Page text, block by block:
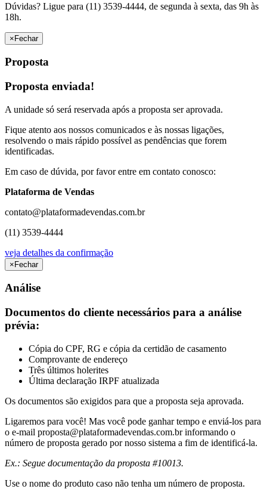
Dúvidas? Ligue para (11) 3539-4444, de segunda à sexta, das 9h às
18h.
×Fechar
Proposta
Proposta enviada!
A unidade só será reservada após a proposta ser aprovada.
Fique atento aos nossos comunicados e às nossas ligações,
resolvendo o mais rápido possível as pendências que forem
identificadas.
Em caso de dúvida, por favor entre em contato conosco:
Plataforma de Vendas
contato@plataformadevendas.com.br
(11) 3539-4444
veja detalhes da confirmação
×Fechar
Análise
Documentos do cliente necessários para a análise
prévia:
Cópia do CPF, RG e cópia da certidão de casamento
Comprovante de endereço
Três últimos holerites
Última declaração IRPF atualizada
Os documentos são exigidos para que a proposta seja aprovada.
Ligaremos para você! Mas você pode ganhar tempo e enviá-los para
o e-mail proposta@plataformadevendas.com.brinformando o
número de proposta gerado por nosso sistema a fim de identificá-la.
Ex.: Segue documentação da proposta #10013.
Use o nome do produto caso não tenha um número de proposta.